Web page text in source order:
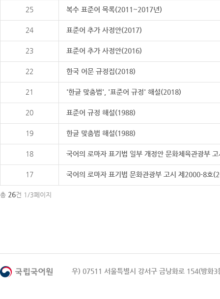
25 복수 표준어 목록(2011~2017년)
24 표준어 추가 사정안(2017)
23 표준어 추가 사정안(2016)
22 한국 어문 규정집(2018)
21 '한글 맞춤법', '표준어 규정' 해설(2018)
20 표준어 규정 해설(1988)
19 한글 맞춤법 해설(1988)
18 국어의 로마자 표기법 일부 개정안 문화체육관광부
17 국어의 로마자 표기법 문화관광부 고시 제2000-8호
총 26건 1/3페이지
우) 07511 서울특별시 강서구 금낭화로 154(방화3